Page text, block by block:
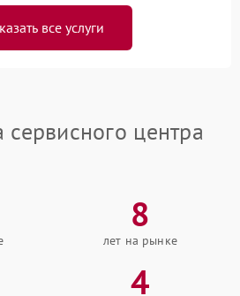
все услуги
центра
8
лет на рынке
4